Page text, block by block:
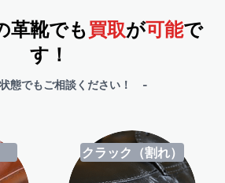
革靴でも買取が可能で
す！
態でもご相談ください！ -
クラック（割れ）